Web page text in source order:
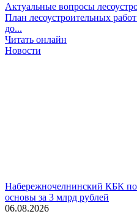
Актуальные вопросы
План лесоустроительных
до...
Читать онлайн
Новости
Набережночелнинский КБК
основы за 3 млрд рублей
06.08.2026